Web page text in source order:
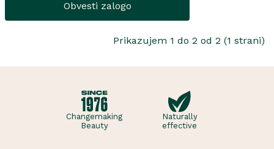
Obvesti zalogo
Prikazujem 1 do 2 od 2 (1 strani)
Changemaking
Beauty
Naturally
effective